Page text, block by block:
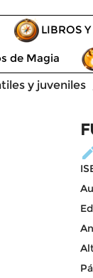
LIBROS
de Magia
y juveniles